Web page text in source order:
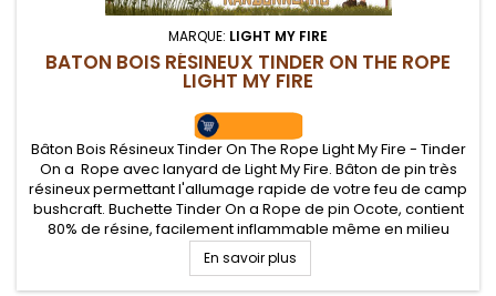
MARQUE: LIGHT MY FIRE
BATON BOIS RÉSINEUX TINDER ON THE ROPE
LIGHT MY FIRE
Bâton Bois Résineux Tinder On The Rope Light My Fire - Tinder
On a Rope avec lanyard de Light My Fire. Bâton de pin très
résineux permettant l'allumage rapide de votre feu de camp
bushcraft. Buchette Tinder On a Rope de pin Ocote, contient
80% de résine, facilement inflammable même en milieu
humide, flamme intense..
En savoir plus